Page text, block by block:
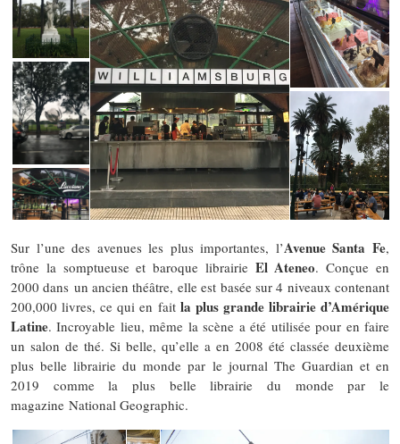
Sur l’une des avenues les plus importantes, l’Avenue Santa Fe,
trône la somptueuse et baroque librairie El Ateneo. Conçue en
2000 dans un ancien théâtre, elle est basée sur 4 niveaux contenant
200,000 livres, ce qui en fait la plus grande librairie d’Amérique
Latine. Incroyable lieu, même la scène a été utilisée pour en faire
un salon de thé. Si belle, qu’elle a en 2008 été classée deuxième
plus belle librairie du monde par le journal The Guardian et en
2019 comme la plus belle librairie du monde par le
magazine National Geographic.